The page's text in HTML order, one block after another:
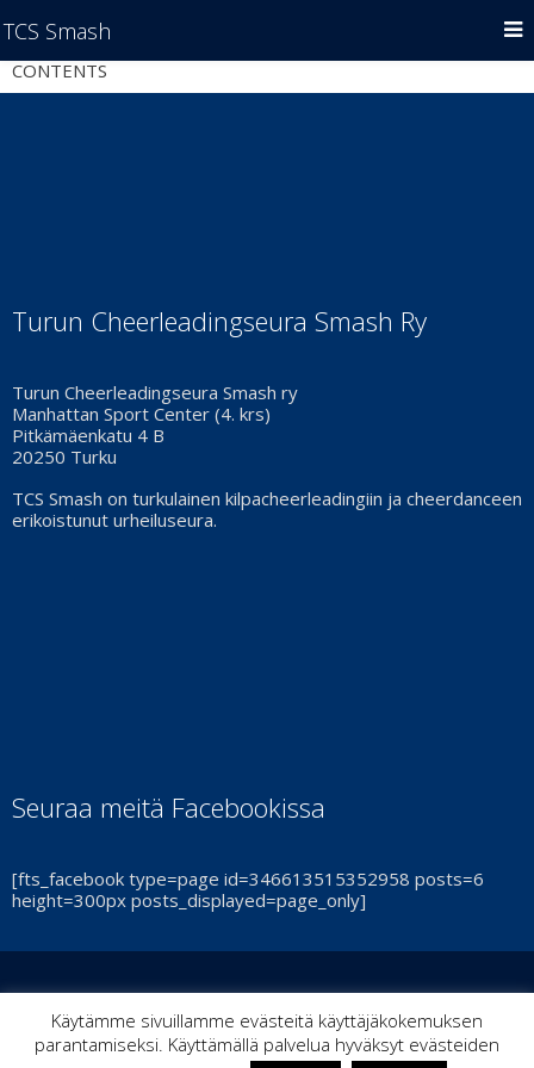
CONTENTS
Turun Cheerleadingseura Smash Ry
Turun Cheerleadingseura Smash ry
Manhattan Sport Center (4. krs)
Pitkämäenkatu 4 B
20250 Turku
TCS Smash on turkulainen kilpacheerleadingiin ja cheerdanceen
erikoistunut urheiluseura.
Seuraa meitä Facebookissa
[fts_facebook type=page id=346613515352958 posts=6
height=300px posts_displayed=page_only]
© Turun Cheerleadingseura Smash Ry 2021 | ByItPoint
Kaikki oikeudet pidätetään
TCS Smash
Käytämme sivuillamme evästeitä käyttäjäkokemuksen
parantamiseksi. Käyttämällä palvelua hyväksyt evästeiden